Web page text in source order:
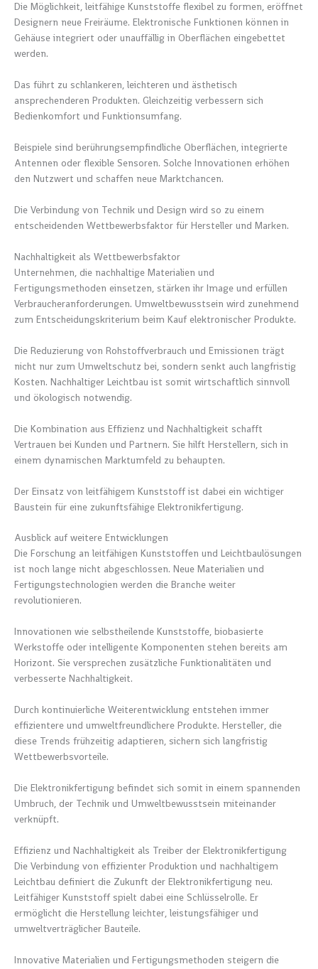
Die Möglichkeit, leitfähige Kunststoffe flexibel zu formen, eröffnet
Designern neue Freiräume. Elektronische Funktionen können in
Gehäuse integriert oder unauffällig in Oberflächen eingebettet
werden.
Das führt zu schlankeren, leichteren und ästhetisch
ansprechenderen Produkten. Gleichzeitig verbessern sich
Bedienkomfort und Funktionsumfang.
Beispiele sind berührungsempfindliche Oberflächen, integrierte
Antennen oder flexible Sensoren. Solche Innovationen erhöhen
den Nutzwert und schaffen neue Marktchancen.
Die Verbindung von Technik und Design wird so zu einem
entscheidenden Wettbewerbsfaktor für Hersteller und Marken.
Nachhaltigkeit als Wettbewerbsfaktor
Unternehmen, die nachhaltige Materialien und
Fertigungsmethoden einsetzen, stärken ihr Image und erfüllen
Verbraucheranforderungen. Umweltbewusstsein wird zunehmend
zum Entscheidungskriterium beim Kauf elektronischer Produkte.
Die Reduzierung von Rohstoffverbrauch und Emissionen trägt
nicht nur zum Umweltschutz bei, sondern senkt auch langfristig
Kosten. Nachhaltiger Leichtbau ist somit wirtschaftlich sinnvoll
und ökologisch notwendig.
Die Kombination aus Effizienz und Nachhaltigkeit schafft
Vertrauen bei Kunden und Partnern. Sie hilft Herstellern, sich in
einem dynamischen Marktumfeld zu behaupten.
Der Einsatz von leitfähigem Kunststoff ist dabei ein wichtiger
Baustein für eine zukunftsfähige Elektronikfertigung.
Ausblick auf weitere Entwicklungen
Die Forschung an leitfähigen Kunststoffen und Leichtbaulösungen
ist noch lange nicht abgeschlossen. Neue Materialien und
Fertigungstechnologien werden die Branche weiter
revolutionieren.
Innovationen wie selbstheilende Kunststoffe, biobasierte
Werkstoffe oder intelligente Komponenten stehen bereits am
Horizont. Sie versprechen zusätzliche Funktionalitäten und
verbesserte Nachhaltigkeit.
Durch kontinuierliche Weiterentwicklung entstehen immer
effizientere und umweltfreundlichere Produkte. Hersteller, die
diese Trends frühzeitig adaptieren, sichern sich langfristig
Wettbewerbsvorteile.
Die Elektronikfertigung befindet sich somit in einem spannenden
Umbruch, der Technik und Umweltbewusstsein miteinander
verknüpft.
Effizienz und Nachhaltigkeit als Treiber der Elektronikfertigung
Die Verbindung von effizienter Produktion und nachhaltigem
Leichtbau definiert die Zukunft der Elektronikfertigung neu.
Leitfähiger Kunststoff spielt dabei eine Schlüsselrolle. Er
ermöglicht die Herstellung leichter, leistungsfähiger und
umweltverträglicher Bauteile.
Innovative Materialien und Fertigungsmethoden steigern die